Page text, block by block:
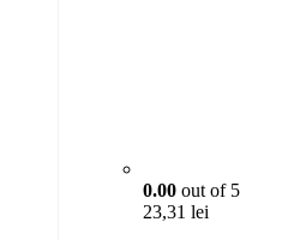
0.00 out of 5
23,31 lei